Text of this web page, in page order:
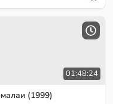
01:48:24
(1999)